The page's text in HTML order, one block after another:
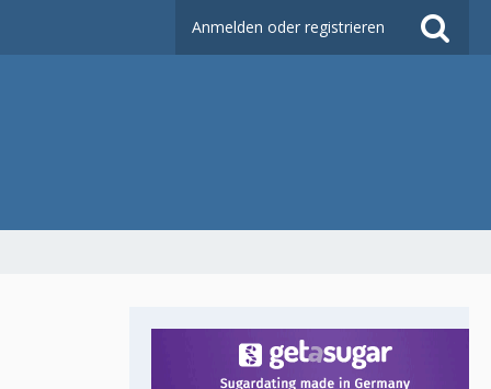
Anmelden oder registrieren